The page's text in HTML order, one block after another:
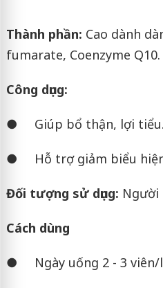
Thành phần: Cao dành
fumarate, Coenzyme Q10.
Công dụng:
● Giúp bổ thận, lợi tiểu.
● Hỗ trợ giảm biểu hiện
Đối tượng sử dụng: Người
Cách dùng
● Ngày uống 2 - 3 viên/